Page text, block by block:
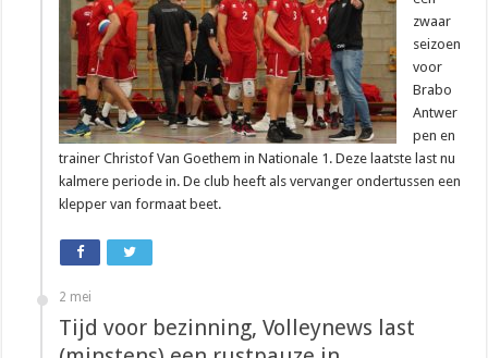
zwaar
seizoen
voor
Brabo
Antwer
pen en
trainer Christof Van Goethem in Nationale 1. Deze laatste last nu
kalmere periode in. De club heeft als vervanger ondertussen een
klepper van formaat beet.
2 mei
Tijd voor bezinning, Volleynews last